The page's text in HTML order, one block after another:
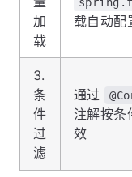
加
载
载自动配
3.
条
件
过
滤
通过
注解按条
效